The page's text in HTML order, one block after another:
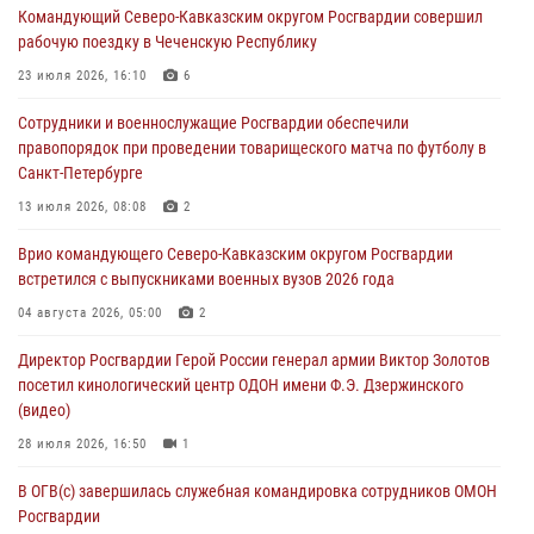
В Нижнем Новгороде состоялось Всероссийское совещание-
семинар по вопросам развития вневедомственной охраны
06 августа 2026, 14:47 10 1
В Брянске сотрудники и военнослужащие Росгвардии почтили
память Героя России Олега Визнюка
В кинологическом центре Уральского округа Росгвардии почтили
память товарищей, погибших при исполнении воинского долга
В Центральном округе Росгвардии прошли мероприятия к
108‑летию генерала армии И.К. Яковлева
06 августа 2026, 13:24
Командующий Северо-Кавказским округом Росгвардии совершил
рабочую поездку в Чеченскую Республику
23 июля 2026, 16:10 6
Сотрудники и военнослужащие Росгвардии обеспечили
правопорядок при проведении товарищеского матча по футболу в
Санкт-Петербурге
13 июля 2026, 08:08 2
Врио командующего Северо-Кавказским округом Росгвардии
встретился с выпускниками военных вузов 2026 года
04 августа 2026, 05:00 2
Директор Росгвардии Герой России генерал армии Виктор Золотов
посетил кинологический центр ОДОН имени Ф.Э. Дзержинского
(видео)
28 июля 2026, 16:50 1
В ОГВ(с) завершилась служебная командировка сотрудников ОМОН
Росгвардии